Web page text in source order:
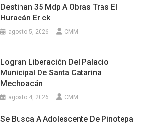
Destinan 35 Mdp A Obras Tras El
Huracán Erick
agosto 5, 2026 CMM
Logran Liberación Del Palacio
Municipal De Santa Catarina
Mechoacán
agosto 4, 2026 CMM
Se Busca A Adolescente De Pinotepa